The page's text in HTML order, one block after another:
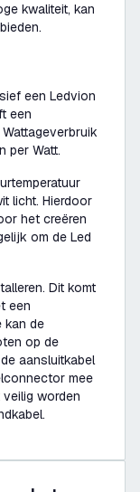
kwaliteit, kan
een Ledvion
een
per Watt.
licht. Hierdoor
het creëren
om de Led
Dit komt
een
kan de
op de
aansluitkabel
mee
worden